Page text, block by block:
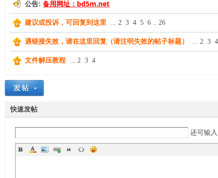
费
绳
公告: 备用网址：bd5m.net
建议或投诉，可回复到这里 ... 2 3 4 5 6 .. 26
遇链接失效，请在这里回复（请注明失效的帖子标题） ... 2 3 4
文件解压教程 ... 2 3 4
快速发帖
还可输